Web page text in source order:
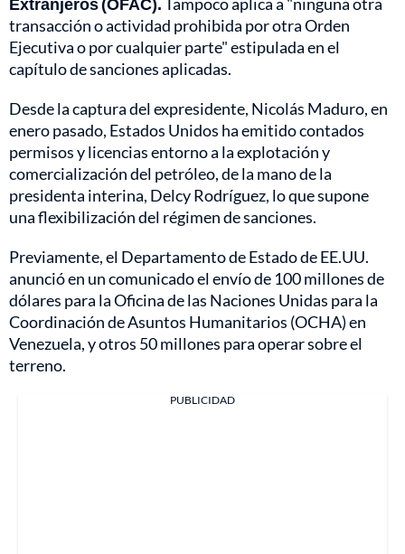
transacción o actividad prohibida por otra Orden
Ejecutiva o por cualquier parte" estipulada en el
capítulo de sanciones aplicadas.
Desde la captura del expresidente, Nicolás Maduro, en
enero pasado, Estados Unidos ha emitido contados
permisos y licencias entorno a la explotación y
comercialización del petróleo, de la mano de la
presidenta interina, Delcy Rodríguez, lo que supone
una flexibilización del régimen de sanciones.
Previamente, el Departamento de Estado de EE.UU.
anunció en un comunicado el envío de 100 millones de
dólares para la Oficina de las Naciones Unidas para la
Coordinación de Asuntos Humanitarios (OCHA) en
Venezuela, y otros 50 millones para operar sobre el
terreno.
PUBLICIDAD